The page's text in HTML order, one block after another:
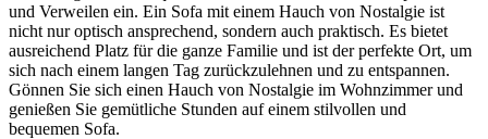
und Verweilen ein. Ein Sofa mit einem Hauch von Nostalgie ist
nicht nur optisch ansprechend, sondern auch praktisch. Es bietet
ausreichend Platz für die ganze Familie und ist der perfekte Ort, um
sich nach einem langen Tag zurückzulehnen und zu entspannen.
Gönnen Sie sich einen Hauch von Nostalgie im Wohnzimmer und
genießen Sie gemütliche Stunden auf einem stilvollen und
bequemen Sofa.